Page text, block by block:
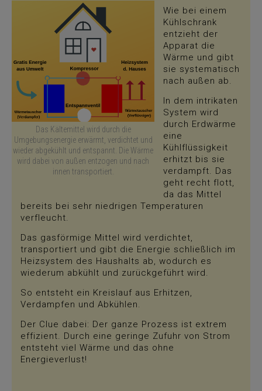
Das Kältemittel wird durch die
Umgebungsenergie erwärmt, verdichtet und
wieder abgekühlt und entspannt. Die Wärme
wird dabei von außen entzogen und nach
innen transportiert.
Wie bei einem
Kühlschrank
entzieht der
Apparat die
Wärme und gibt
sie systematisch
nach außen ab.
In dem intrikaten
System wird
durch Erdwärme
eine
Kühlflüssigkeit
erhitzt bis sie
verdampft. Das
geht recht flott,
da das Mittel
bereits bei sehr niedrigen Temperaturen
verfleucht.
Das gasförmige Mittel wird verdichtet,
transportiert und gibt die Energie schließlich im
Heizsystem des Haushalts ab, wodurch es
wiederum abkühlt und zurückgeführt wird.
So entsteht ein Kreislauf aus Erhitzen,
Verdampfen und Abkühlen.
Der Clue dabei: Der ganze Prozess ist extrem
effizient. Durch eine geringe Zufuhr von Strom
entsteht viel Wärme und das ohne
Energieverlust!